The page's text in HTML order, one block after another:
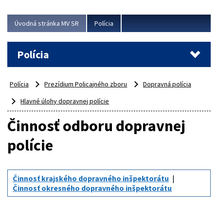
Úvodná stránka MV SR Polícia
Polícia
Polícia Prezídium Policajného zboru
Dopravná polícia
Hlavné úlohy dopravnej polície
Činnosť odboru dopravnej
polície
Činnosť krajského dopravného inšpektorátu
Činnosť okresného dopravného inšpektorátu